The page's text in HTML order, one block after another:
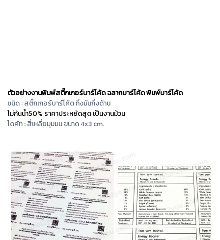
ตัวอย่างงานพิมพ์สติ๊กเกอร์บาร์โค้ด ฉลากบาร์โค้ด พิมพ์บาร์โค้ด
ชนิด : สติ๊กเกอร์บาร์โค้ด กึ่งมันกึ่งด้าน
ไม่กันน้ำ50% ราคาประหยัดสุด เป็นงานม้วน
ไดคัท : สี่เหลี่ยมุมมน ขนาด 4x3 cm.